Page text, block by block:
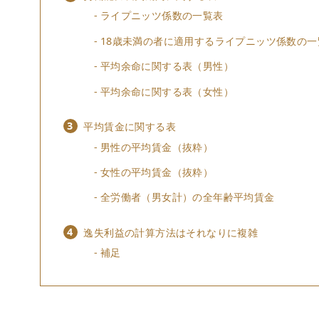
ライプニッツ係数の一覧表
18歳未満の者に適用するライプニッツ係数の
平均余命に関する表（男性）
平均余命に関する表（女性）
平均賃金に関する表
男性の平均賃金（抜粋）
女性の平均賃金（抜粋）
全労働者（男女計）の全年齢平均賃金
逸失利益の計算方法はそれなりに複雑
補足